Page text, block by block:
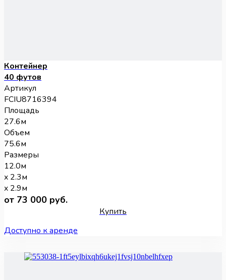
Контейнер
40 футов
Артикул
FCIU8716394
Площадь
27.6м
Объем
75.6м
Размеры
12.0м
x 2.3м
x 2.9м
от 73 000 руб.
Купить
Доступно к аренде